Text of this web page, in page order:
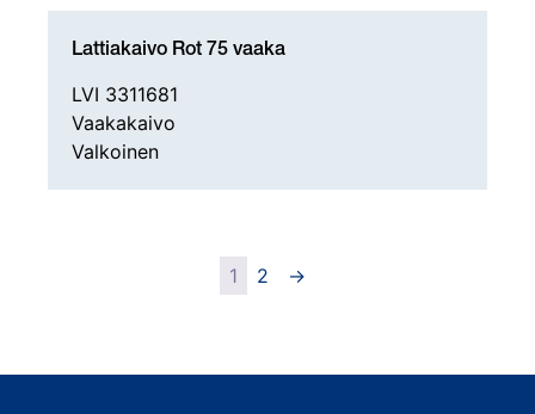
Lattiakaivo Rot 75 vaaka
LVI 3311681
Vaakakaivo
Valkoinen
1 2 →